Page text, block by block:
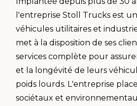
l'entreprise Stoll Trucks est
véhicules utilitaires et
met à la disposition de ses
services complète pour
et la longévité de leurs
poids lourds. L'entreprise
sociétaux et